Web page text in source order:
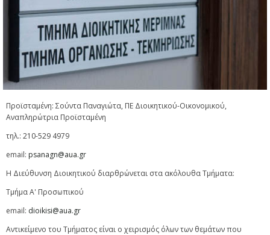
Προϊσταμένη: Σούντα Παναγιώτα, ΠΕ Διοικητικού-Οικονομικού,
Αναπληρώτρια Προϊσταμένη
τηλ.: 210-529 4979
email: psanagn@aua.gr
Η Διεύθυνση Διοικητικού διαρθρώνεται στα ακόλουθα Τμήματα:
Tμήμα A' Προσωπικού
email: dioikisi@aua.gr
Αντικείμενο του Τμήματος είναι ο χειρισμός όλων των θεμάτων που